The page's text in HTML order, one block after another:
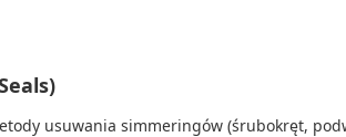
usuwania simmeringów (śrubokręt,